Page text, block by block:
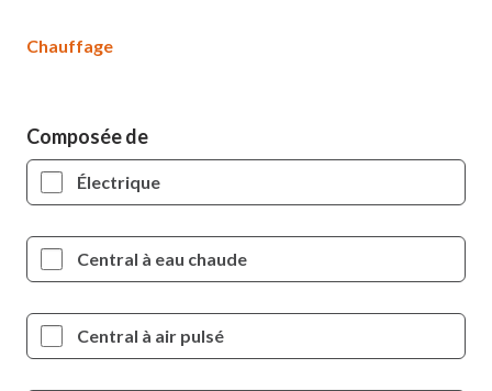
Chauffage
Composée de
Électrique
Central à eau chaude
Central à air pulsé